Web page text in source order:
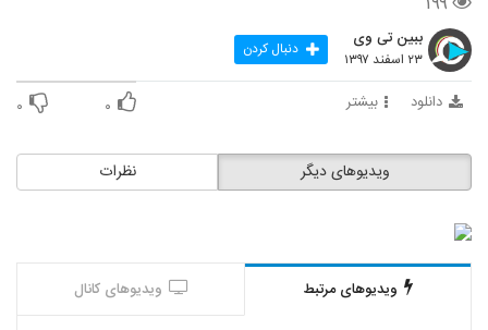
ببین تی وی
۲۳ اسفند ۱۳۹۷ دنبال کردن
دانلود بیشتر ۰ ۰
نظرات ویدیوهای دیگر
ویدیوهای مرتبط ویدیوهای کانال